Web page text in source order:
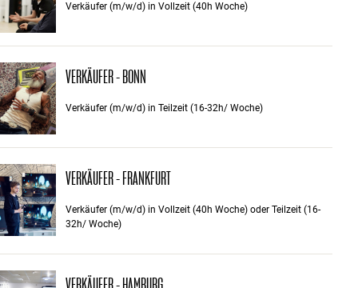
Verkäufer (m/w/d) in Vollzeit (40h Woche)
VERKÄUFER - BONN
Verkäufer (m/w/d) in Teilzeit (16-32h/ Woche)
VERKÄUFER - FRANKFURT
Verkäufer (m/w/d) in Vollzeit (40h Woche) oder Teilzeit (16-
32h/ Woche)